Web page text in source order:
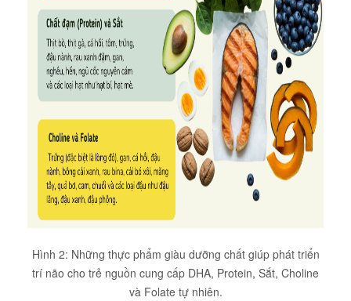
Hình 2: Những thực phẩm giàu dưỡng chất giúp phát triển
trí não cho trẻ nguồn cung cấp DHA, Protein, Sắt, Choline
và Folate tự nhiên.